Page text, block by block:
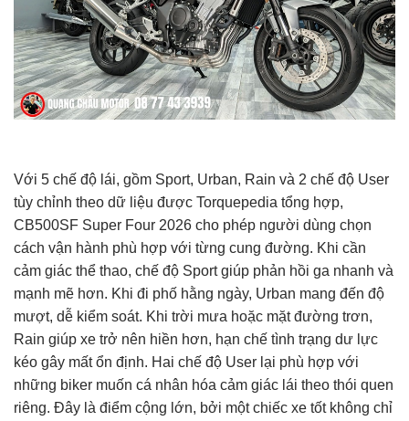
Với 5 chế độ lái, gồm Sport, Urban, Rain và 2 chế độ User
tùy chỉnh theo dữ liệu được Torquepedia tổng hợp,
CB500SF Super Four 2026 cho phép người dùng chọn
cách vận hành phù hợp với từng cung đường. Khi cần
cảm giác thể thao, chế độ Sport giúp phản hồi ga nhanh và
mạnh mẽ hơn. Khi đi phố hằng ngày, Urban mang đến độ
mượt, dễ kiểm soát. Khi trời mưa hoặc mặt đường trơn,
Rain giúp xe trở nên hiền hơn, hạn chế tình trạng dư lực
kéo gây mất ổn định. Hai chế độ User lại phù hợp với
những biker muốn cá nhân hóa cảm giác lái theo thói quen
riêng. Đây là điểm cộng lớn, bởi một chiếc xe tốt không chỉ